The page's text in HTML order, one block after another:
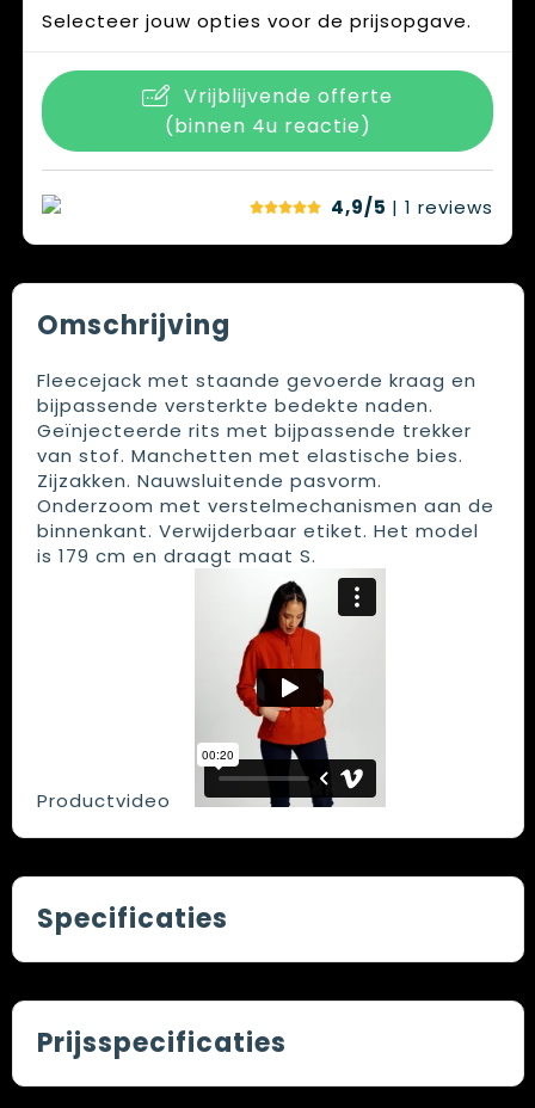
Selecteer jouw opties voor de prijsopgave.
Vrijblijvende offerte
(binnen 4u reactie)
4,9/5 | 1 reviews
Omschrijving
Fleecejack met staande gevoerde kraag en
bijpassende versterkte bedekte naden.
Geïnjecteerde rits met bijpassende trekker
van stof. Manchetten met elastische bies.
Zijzakken. Nauwsluitende pasvorm.
Onderzoom met verstelmechanismen aan de
binnenkant. Verwijderbaar etiket. Het model
is 179 cm en draagt maat S.
Productvideo
Specificaties
Prijsspecificaties